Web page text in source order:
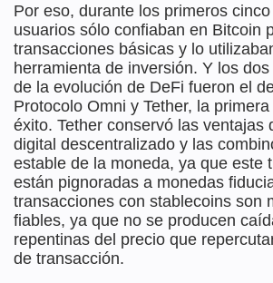
Por eso, durante los primeros
usuarios sólo confiaban en Bitcoin
transacciones básicas y lo
herramienta de inversión. Y los
de la evolución de DeFi fueron el
Protocolo Omni y Tether, la
éxito. Tether conservó las ventajas
digital descentralizado y las
estable de la moneda, ya que este
están pignoradas a monedas
transacciones con stablecoins son
fiables, ya que no se producen
repentinas del precio que
de transacción.